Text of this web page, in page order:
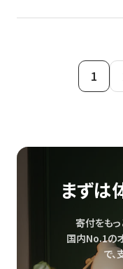
1
まずは
寄付をもっ
国内No.1の
で、